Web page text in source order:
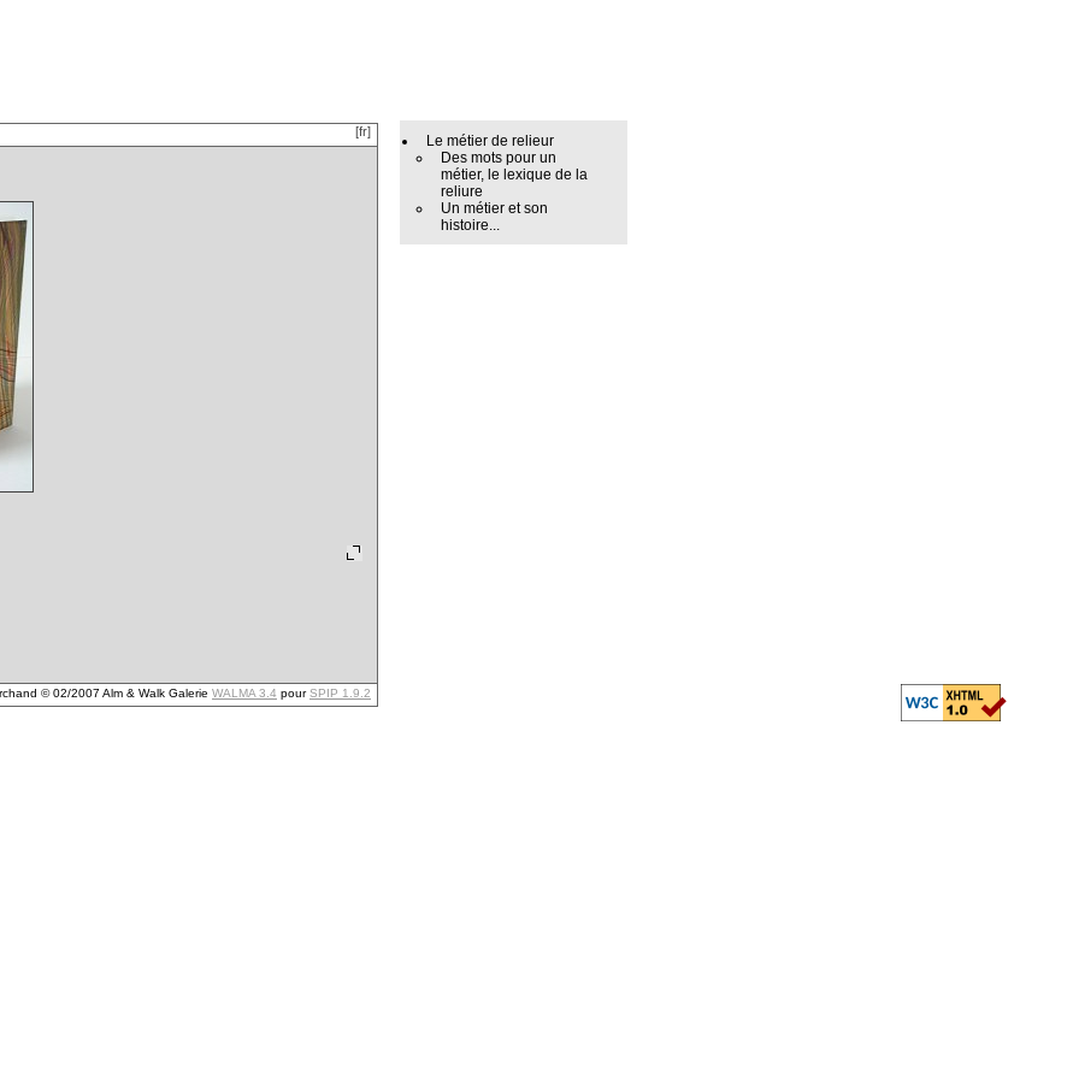
Le métier de relieur
Des mots pour un
métier, le lexique de la
reliure
Un métier et son
histoire...
[fr]
© 02/2007 Alm & Walk Galerie WALMA 3.4 pourSPIP 1.9.2